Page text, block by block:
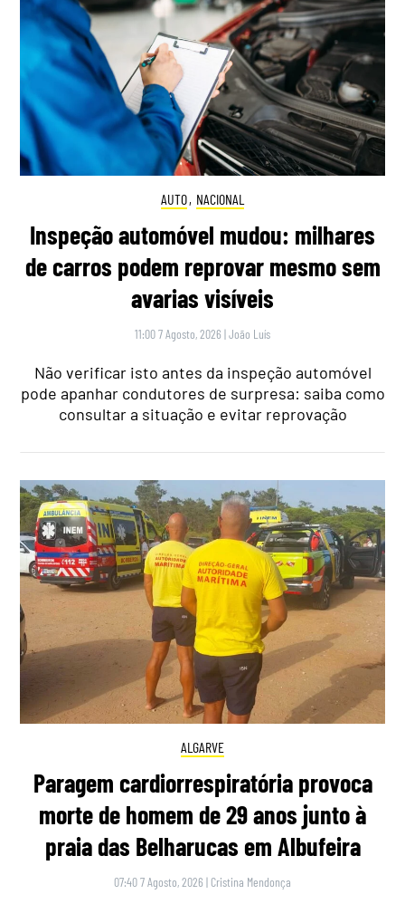
AUTO, NACIONAL
Inspeção automóvel mudou: milhares
de carros podem reprovar mesmo sem
avarias visíveis
11:00 7 Agosto, 2026 |João Luís
Não verificar isto antes da inspeção automóvel
pode apanhar condutores de surpresa: saiba como
consultar a situação e evitar reprovação
ALGARVE
Paragem cardiorrespiratória provoca
morte de homem de 29 anos junto à
praia das Belharucas em Albufeira
07:40 7 Agosto, 2026 | Cristina Mendonça